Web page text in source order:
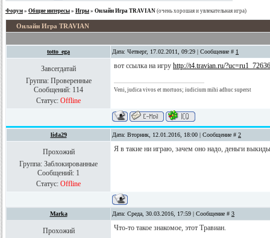
Форум » Общие интересы » Игры » Онлайн Игра TRAVIAN (очень хорошая и увлекательная игра)
Онлайн Игра TRAVIAN
totto_ega Дата: Четверг, 17.02.2011, 09:29 | Сообщение # 1
Завсегдатай
Группа: Проверенные
Сообщений: 114
Статус: Offline
вот ссылка на игру http://t4.travian.ru/?uc=ru1_72636
Veni, judica vivos et mortuos; iudicium mihi adhuc superst
lida29 Дата: Вторник, 12.01.2016, 18:00 | Сообщение # 2
Прохожий
Группа: Заблокированные
Сообщений: 1
Статус: Offline
Я в такие ни играю, зачем оно надо, деньги
Marka Дата: Среда, 30.03.2016, 17:59 | Сообщение # 3
Прохожий
Что-то такое знакомое, этот Травиан.